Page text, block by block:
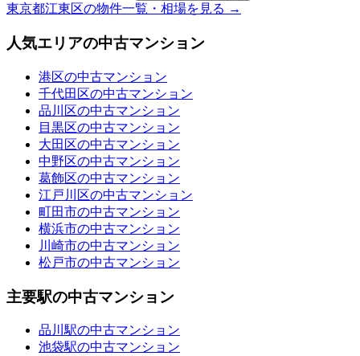
東京都江東区の物件一覧・相場を見る →
人気エリアの中古マンション
港区の中古マンション
千代田区の中古マンション
品川区の中古マンション
目黒区の中古マンション
大田区の中古マンション
中野区の中古マンション
葛飾区の中古マンション
江戸川区の中古マンション
町田市の中古マンション
横浜市の中古マンション
川崎市の中古マンション
松戸市の中古マンション
主要駅の中古マンション
品川駅の中古マンション
池袋駅の中古マンション